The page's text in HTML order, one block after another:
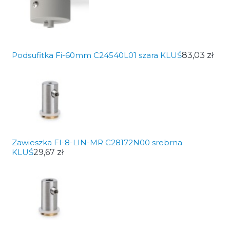
Podsufitka Fi-60mm C24540L01 szara KLUŚ83,03 zł
Zawieszka FI-8-LIN-MR C28172N00 srebrna
KLUŚ29,67 zł